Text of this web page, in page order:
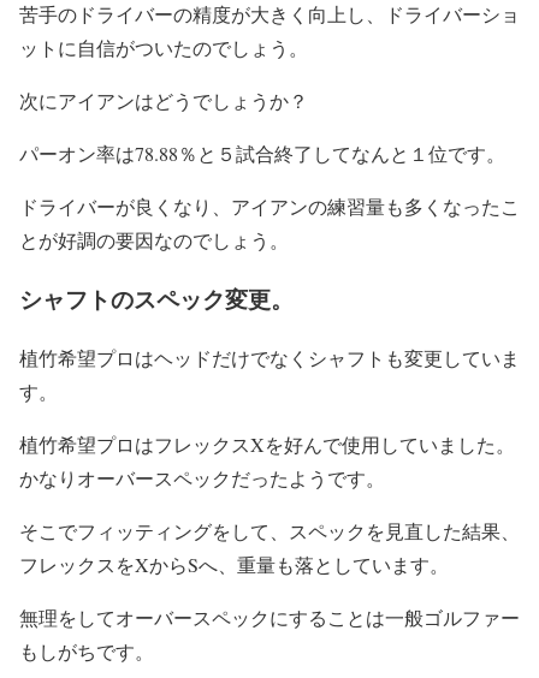
苦手のドライバーの精度が大きく向上し、ドライバーショ
ットに自信がついたのでしょう。
次にアイアンはどうでしょうか？
パーオン率は78.88％と５試合終了してなんと１位です。
ドライバーが良くなり、アイアンの練習量も多くなったこ
とが好調の要因なのでしょう。
シャフトのスペック変更。
植竹希望プロはヘッドだけでなくシャフトも変更していま
す。
植竹希望プロはフレックスXを好んで使用していました。
かなりオーバースペックだったようです。
そこでフィッティングをして、スペックを見直した結果、
フレックスをXからSへ、重量も落としています。
無理をしてオーバースペックにすることは一般ゴルファー
もしがちです。